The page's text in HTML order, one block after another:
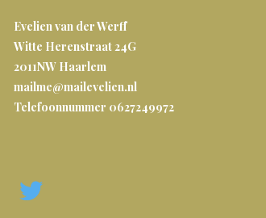
Evelien van der Werff
Witte Herenstraat 24G
2011NW Haarlem
mailme@mailevelien.nl
Telefoonnummer 0627249972